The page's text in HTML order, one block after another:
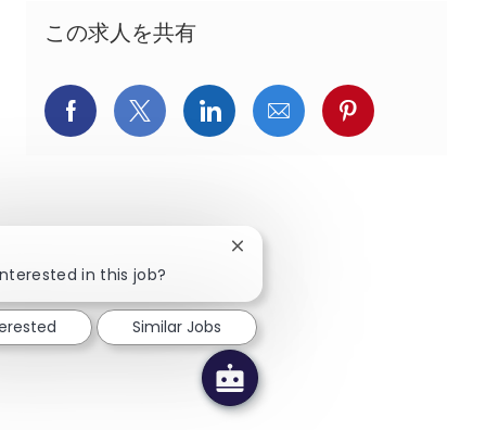
この求人を共有
Facebookでシェア
X(旧Twitter)でシェア
LinkedInでシェア
メールでシェア
Pinterestで
in this job?
Close chatbot notification
Similar Jobs